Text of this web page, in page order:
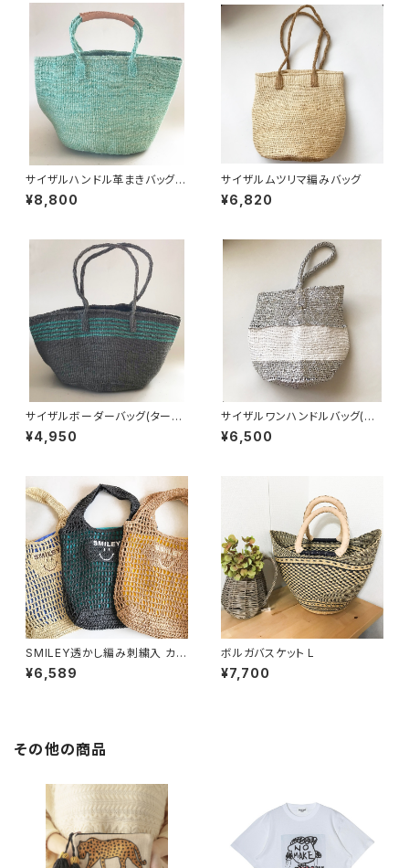
サイザルハンドル革まきバッグ
(ターコイズ)
¥8,800
サイザルムツリマ編みバッグ
¥6,820
サイザルボーダーバッグ(ターコ
イズ)
¥4,950
サイザルワンハンドルバッグ(プ
ラチナx白)
¥6,500
SMILEY透かし編み刺繍入 カゴ
バッグ
¥6,589
ボルガバスケット L
¥7,700
その他の商品